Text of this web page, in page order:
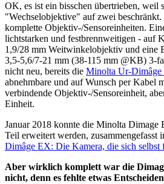
OK, es ist ein bisschen übertrieben, weil
"Wechselobjektive" auf zwei
komplette Objektiv-/Sensoreinheiten.
lichtstarken und festbrennweitigen - auf
1,9/28 mm Weitwinkelobjektiv und eine
3,5-5,6/7-21 mm (38-115 mm @KB) 3-
nicht neu, bereits die Minolta Ur-
abnehmbare und auf Wunsch per Kabel
verbindende Objektiv-/Sensoreinheit,
Einheit.
Januar 2018 konnte die Minolta Dimage
Teil erweitert werden, zusammengefasst
Dimâge EX: Die Kamera, die sich
Aber wirklich komplett war die
nicht, denn es fehlte etwas